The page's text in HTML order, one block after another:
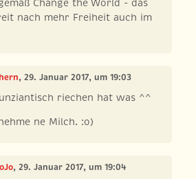
Change the World - das
nach mehr Freiheit auch im
, 29. Januar 2017, um 19:03
riechen hat was ^^
ne Milch. :o)
, 29. Januar 2017, um 19:04